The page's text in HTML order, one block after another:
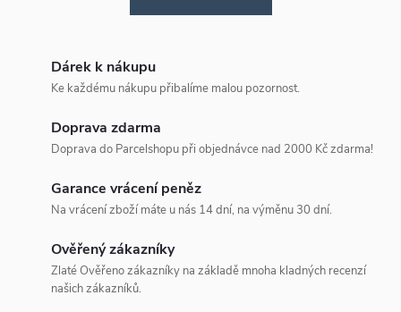
Dárek k nákupu
Ke každému nákupu přibalíme malou pozornost.
Doprava zdarma
Doprava do Parcelshopu při objednávce nad 2000 Kč zdarma!
Garance vrácení peněz
Na vrácení zboží máte u nás 14 dní, na výměnu 30 dní.
Ověřený zákazníky
Zlaté Ověřeno zákazníky na základě mnoha kladných recenzí
našich zákazníků.